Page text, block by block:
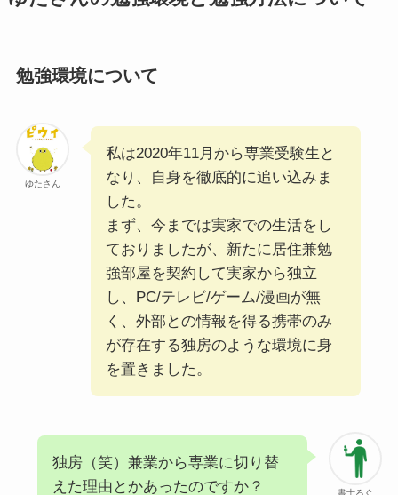
勉強環境について
ゆたさん
私は2020年11月から専業受験生と
なり、自身を徹底的に追い込みま
した。
まず、今までは実家での生活をし
ておりましたが、新たに居住兼勉
強部屋を契約して実家から独立
し、PC/テレビ/ゲーム/漫画が無
く、外部との情報を得る携帯のみ
が存在する独房のような環境に身
を置きました。
書士ろぐ
独房（笑）兼業から専業に切り替
えた理由とかあったのですか？